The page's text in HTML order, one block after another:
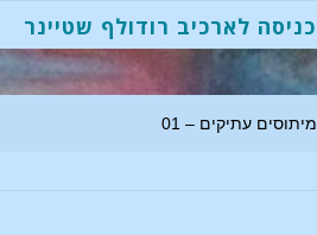
כניסה לארכיב רודולף שטיינר
מיתוסים עתיקים – 01